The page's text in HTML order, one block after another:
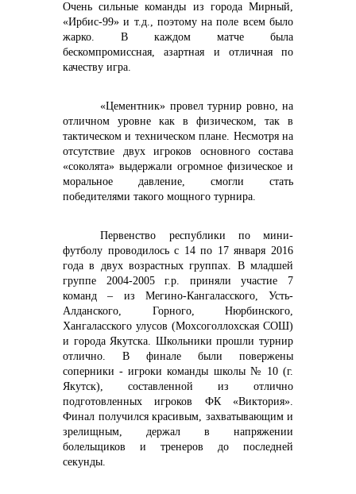
Очень сильные команды из города Мирный,
«Ирбис-99» и т.д., поэтому на поле всем было
жарко. В каждом матче была
бескомпромиссная, азартная и отличная по
качеству игра.
«Цементник» провел турнир ровно, на
отличном уровне как в физическом, так в
тактическом и техническом плане. Несмотря на
отсутствие двух игроков основного состава
«соколята» выдержали огромное физическое и
моральное давление, смогли стать
победителями такого мощного турнира.
Первенство республики по мини-
футболу проводилось с 14 по 17 января 2016
года в двух возрастных группах. В младшей
группе 2004-2005 г.р. приняли участие 7
команд – из Мегино-Кангаласского, Усть-
Алданского, Горного, Нюрбинского,
Хангаласского улусов (Мохсоголлохская СОШ)
и города Якутска. Школьники прошли турнир
отлично. В финале были повержены
соперники - игроки команды школы № 10 (г.
Якутск), составленной из отлично
подготовленных игроков ФК «Виктория».
Финал получился красивым, захватывающим и
зрелищным, держал в напряжении
болельщиков и тренеров до последней
секунды.